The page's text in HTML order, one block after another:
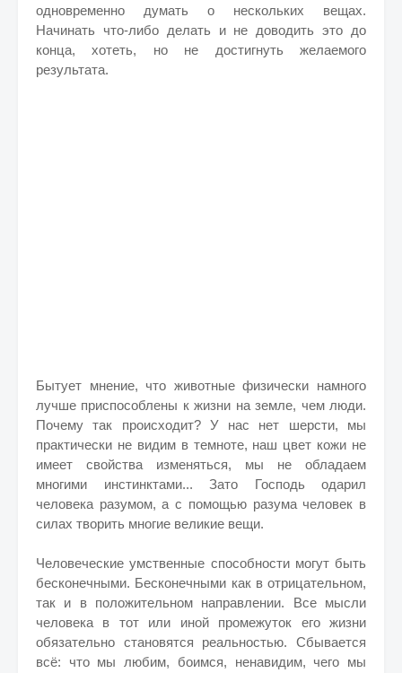
одновременно думать о нескольких вещах.
Начинать что-либо делать и не доводить это до
конца, хотеть, но не достигнуть желаемого
результата.
Бытует мнение, что животные физически намного
лучше приспособлены к жизни на земле, чем люди.
Почему так происходит? У нас нет шерсти, мы
практически не видим в темноте, наш цвет кожи не
имеет свойства изменяться, мы не обладаем
многими инстинктами... Зато Господь одарил
человека разумом, а с помощью разума человек в
силах творить многие великие вещи.
Человеческие умственные способности могут быть
бесконечными. Бесконечными как в отрицательном,
так и в положительном направлении. Все мысли
человека в тот или иной промежуток его жизни
обязательно становятся реальностью. Сбывается
всё: что мы любим, боимся, ненавидим, чего мы